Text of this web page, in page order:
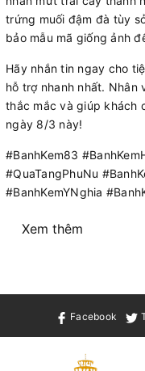
trứng muối đậm đà tùy
bảo mẫu mã giống ảnh
Hãy nhắn tin ngay cho
hỗ trợ nhanh nhất.
thắc mắc và giúp khách
ngày 8/3 này!
#BanhKem83
#QuaTangPhuNu
#BanhKemYNghia
Xem thêm
Facebook